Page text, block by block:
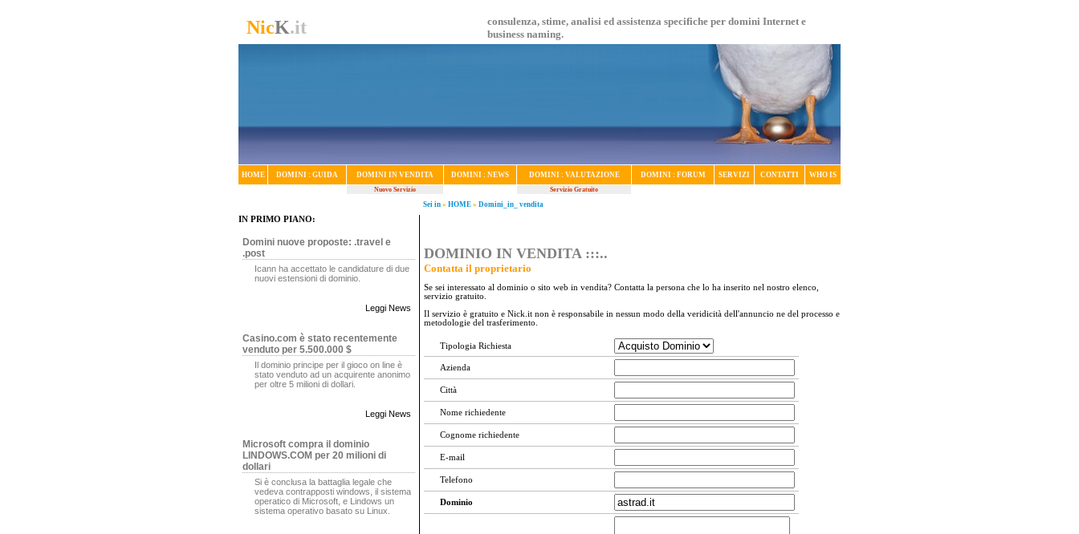
NicK.it
consulenza, stime, analisi ed assistenza specifiche per domini Internet e
business naming.
HOME DOMINI : GUIDA DOMINI IN VENDITA DOMINI : NEWS DOMINI : VALUTAZIONE DOMINI : FORUM SERVIZI CONTATTI WHO IS
Nuovo Servizio Servizio Gratuito
Sei in » HOME » Domini_in_ vendita
IN PRIMO PIANO:
Domini nuove proposte: .travel e
.post
Icann ha accettato le candidature di due
nuovi estensioni di dominio.
Leggi News
Casino.com è stato recentemente
venduto per 5.500.000 $
Il dominio principe per il gioco on line è
stato venduto ad un acquirente anonimo
per oltre 5 milioni di dollari.
Leggi News
Microsoft compra il dominio
LINDOWS.COM per 20 milioni di
dollari
Si è conclusa la battaglia legale che
vedeva contrapposti windows, il sistema
operatico di Microsoft, e Lindows un
sistema operativo basato su Linux.
DOMINIO IN VENDITA :::..
Contatta il proprietario
Se sei interessato al dominio o sito web in vendita? Contatta la persona che lo ha inserito nel nostro elenco,
servizio gratuito.
Il servizio è gratuito e Nick.it non è responsabile in nessun modo della veridicità dell'annuncio ne del processo e
metodologie del trasferimento.
Tipologia Richiesta
Azienda
Città
Nome richiedente
Cognome richiedente
E-mail
Telefono
Dominio